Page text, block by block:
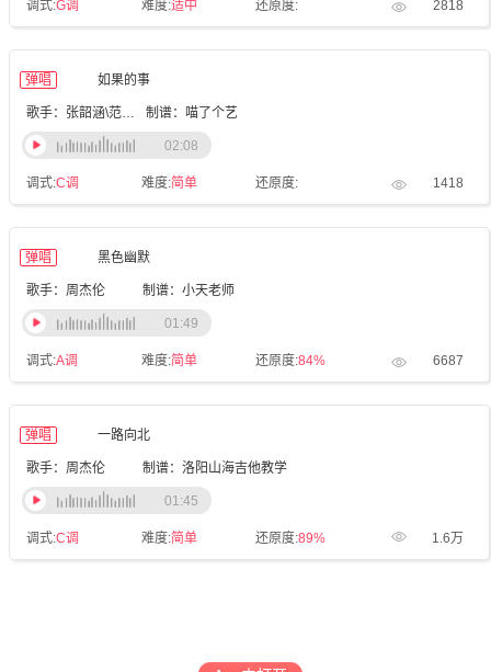
调式:G调 难度:适中 还原度: 2818
弹唱 如果的事
歌手：张韶涵\范玮琪 制谱：喵了个艺
调式:C调 难度:简单 还原度: 1418
02:08
弹唱 黑色幽默
歌手：周杰伦 制谱：小天老师
调式:A调 难度:简单 还原度:84% 6687
01:49
弹唱 一路向北
歌手：周杰伦 制谱：洛阳山海吉他教学
调式:C调 难度:简单 还原度:89% 1.6万
01:45